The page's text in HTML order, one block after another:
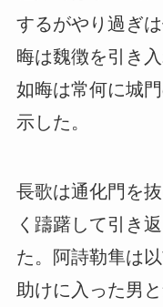
するがやり過ぎ
晦は魏徴を引き
如晦は常何に城
示した。
長歌は通化門を
く躊躇して引き
た。阿詩勒隼は
助けに入った男